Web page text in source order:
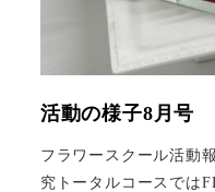
活動の様子8月号
フラワースクール活動
究トータルコースでは